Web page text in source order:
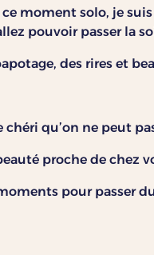
ce moment solo, je
pouvoir passer la
des rires et
chéri qu’on ne peut
proche de chez
pour passer